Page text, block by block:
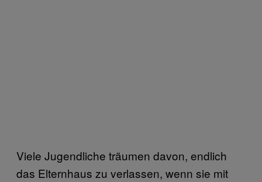
Viele Jugendliche träumen davon, endlich
das Elternhaus zu verlassen, wenn sie mit